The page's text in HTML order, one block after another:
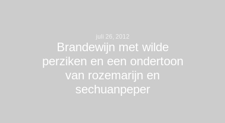
juli 26, 2012
Brandewijn met wilde
perziken en een ondertoon
van rozemarijn en
sechuanpeper